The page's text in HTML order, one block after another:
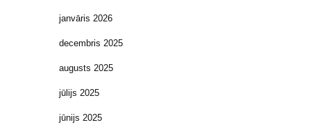
janvāris 2026
decembris 2025
augusts 2025
jūlijs 2025
jūnijs 2025